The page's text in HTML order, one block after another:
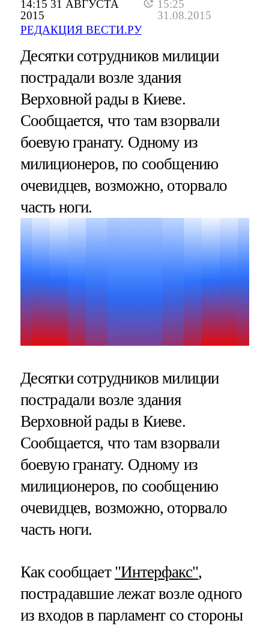
14:15 31 АВГУСТА
2015
15:25
31.08.2015
РЕДАКЦИЯ ВЕСТИ.РУ
Десятки сотрудников милиции
пострадали возле здания
Верховной рады в Киеве.
Сообщается, что там взорвали
боевую гранату. Одному из
милиционеров, по сообщению
очевидцев, возможно, оторвало
часть ноги.
Десятки сотрудников милиции
пострадали возле здания
Верховной рады в Киеве.
Сообщается, что там взорвали
боевую гранату. Одному из
милиционеров, по сообщению
очевидцев, возможно, оторвало
часть ноги.
Как сообщает "Интерфакс",
пострадавшие лежат возле одного
из входов в парламент со стороны